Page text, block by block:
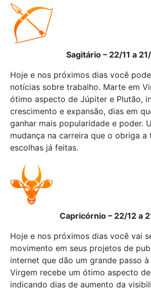
Sagitário – 22/11 a
Hoje e nos próximos dias você
notícias sobre trabalho. Marte em
ótimo aspecto de Júpiter e Plutão,
crescimento e expansão, dias em
ganhar mais popularidade e poder.
mudança na carreira que o obriga a
escolhas já feitas.
Capricórnio – 22/12 a
Hoje e nos próximos dias você vai
movimento em seus projetos de
internet que dão um grande passo
Virgem recebe um ótimo aspecto
indicando dias de aumento da